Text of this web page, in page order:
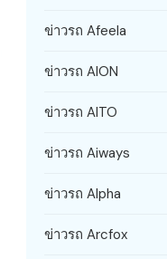
ข่าวรถ Afeela
ข่าวรถ AION
ข่าวรถ AITO
ข่าวรถ Aiways
ข่าวรถ Alpha
ข่าวรถ Arcfox